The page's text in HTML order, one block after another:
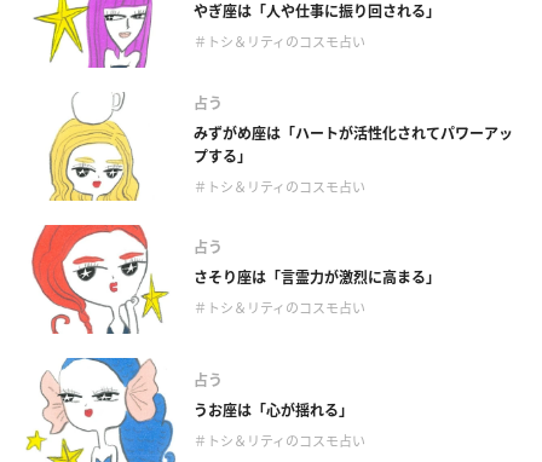
やぎ座は「人や仕事に振り回される」
＃トシ＆リティのコスモ占い
占う
みずがめ座は「ハートが活性化されてパワーアッ
プする」
＃トシ＆リティのコスモ占い
占う
さそり座は「言霊力が激烈に高まる」
＃トシ＆リティのコスモ占い
占う
うお座は「心が揺れる」
＃トシ＆リティのコスモ占い